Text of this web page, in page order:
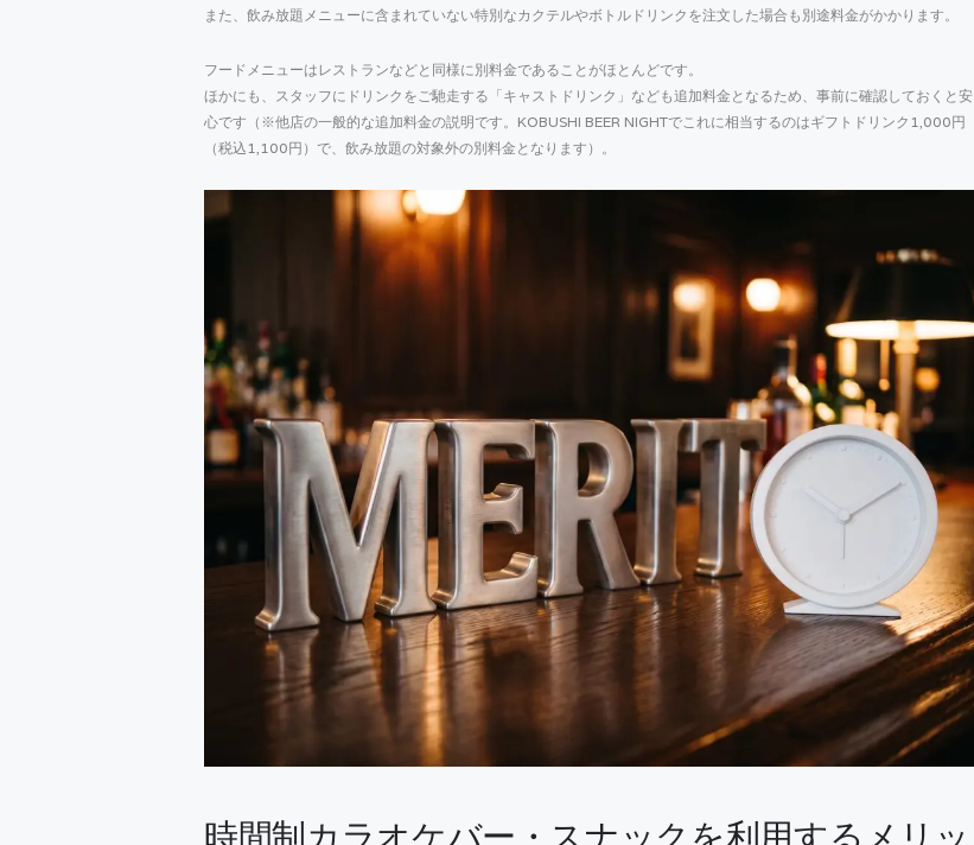
また、飲み放題メニューに含まれていない特別なカクテルやボトルドリンクを注文した場合も別途料金がかかります。
フードメニューはレストランなどと同様に別料金であることがほとんどです。
ほかにも、スタッフにドリンクをご馳走する「キャストドリンク」なども追加料金となるため、事前に確認しておくと安
心です（※他店の一般的な追加料金の説明です。KOBUSHI BEER NIGHTでこれに相当するのはギフトドリンク1,000円
（税込1,100円）で、飲み放題の対象外の別料金となります）。
時間制カラオケバー・スナックを利用するメリッ